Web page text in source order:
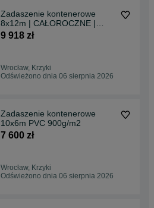
Zadaszenie kontenerowe
8x12m | CAŁOROCZNE |
GRUBA plandeka PVC!
9 918 zł
Wrocław, Krzyki
Odświeżono dnia 06 sierpnia 2026
Zadaszenie kontenerowe
10x6m PVC 900g/m2
7 600 zł
Wrocław, Krzyki
Odświeżono dnia 06 sierpnia 2026